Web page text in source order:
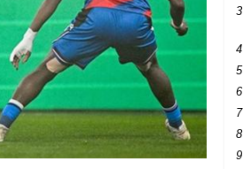
3
4
5
6
7
8
9